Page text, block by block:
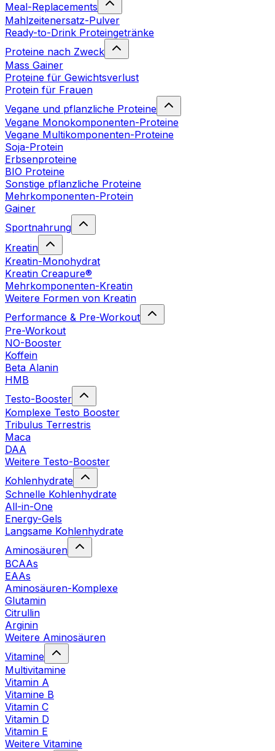
Meal-Replacements
Mahlzeitenersatz-Pulver
Ready-to-Drink Proteingetränke
Proteine nach Zweck
Mass Gainer
Proteine für Gewichtsverlust
Protein für Frauen
Vegane und pflanzliche Proteine
Vegane Monokomponenten-Proteine
Vegane Multikomponenten-Proteine
Soja-Protein
Erbsenproteine
BIO Proteine
Sonstige pflanzliche Proteine
Mehrkomponenten-Protein
Gainer
Sportnahrung
Kreatin
Kreatin-Monohydrat
Kreatin Creapure®
Mehrkomponenten-Kreatin
Weitere Formen von Kreatin
Performance & Pre-Workout
Pre-Workout
NO-Booster
Koffein
Beta Alanin
HMB
Testo-Booster
Komplexe Testo Booster
Tribulus Terrestris
Maca
DAA
Weitere Testo-Booster
Kohlenhydrate
Schnelle Kohlenhydrate
All-in-One
Energy-Gels
Langsame Kohlenhydrate
Aminosäuren
BCAAs
EAAs
Aminosäuren-Komplexe
Glutamin
Citrullin
Arginin
Weitere Aminosäuren
Vitamine
Multivitamine
Vitamin A
Vitamine B
Vitamin C
Vitamin D
Vitamin E
Weitere Vitamine